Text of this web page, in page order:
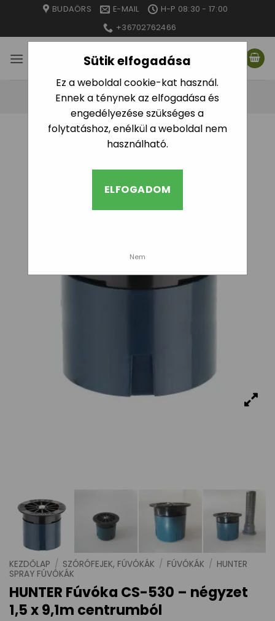
Sütik elfogadása
Ez a weboldal cookie-kat használ.
Ennek a ténynek az elfogadása és
engedélyezése szükséges a
folytatáshoz, enélkül a weboldal nem
használható.
ELFOGADOM
Nem
content
BUDAÖRS E-MAIL
H-P 08:30 - 17:00
+36702762466
KEZDŐLAP / SZÓRÓFEJEK, FÚVÓKÁK / FÚVÓKÁK / HUNTER
SPRAY FÚVÓKÁK
HUNTER Fúvóka CS-530 – négyzet
1,5 x 9,1m centrumból